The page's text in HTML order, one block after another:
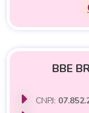
BBE
CNPJ: